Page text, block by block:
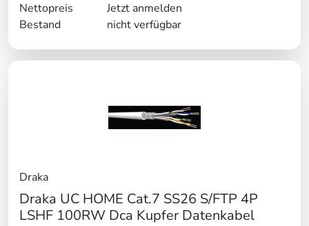
Nettopreis
Jetzt anmelden
Bestand
nicht verfügbar
Draka
Draka UC HOME Cat.7 SS26 S/FTP 4P
LSHF 100RW Dca Kupfer Datenkabel